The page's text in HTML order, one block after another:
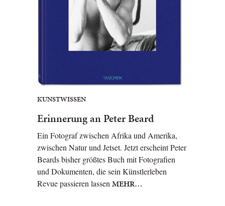
KUNSTWISSEN
Erinnerung an Peter Beard
Ein Fotograf zwischen Afrika und Amerika,
zwischen Natur und Jetset. Jetzt erscheint Peter
Beards bisher größtes Buch mit Fotografien
und Dokumenten, die sein Künstlerleben
Revue passieren lassen MEHR…